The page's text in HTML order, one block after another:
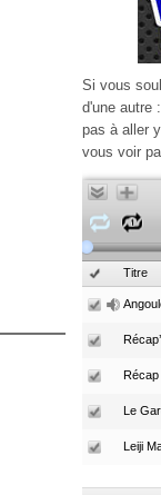
Si vous
d'une autre
pas à aller
vous voir
Titre
Récap